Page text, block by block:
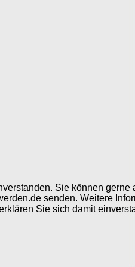
Sie können gerne
senden. Weitere
Sie sich damit